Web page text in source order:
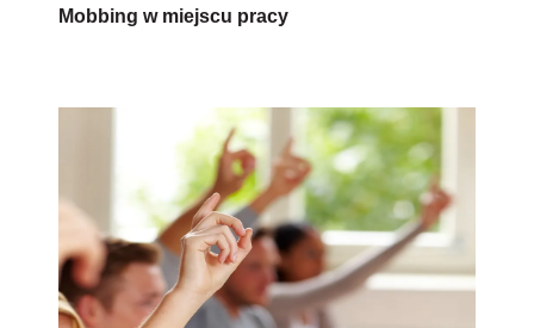
Mobbing w miejscu pracy